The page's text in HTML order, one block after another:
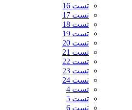
تست 16
تست 17
تست 18
تست 19
تست 20
تست 21
تست 22
تست 23
تست 24
تست 4
تست 5
تست 6